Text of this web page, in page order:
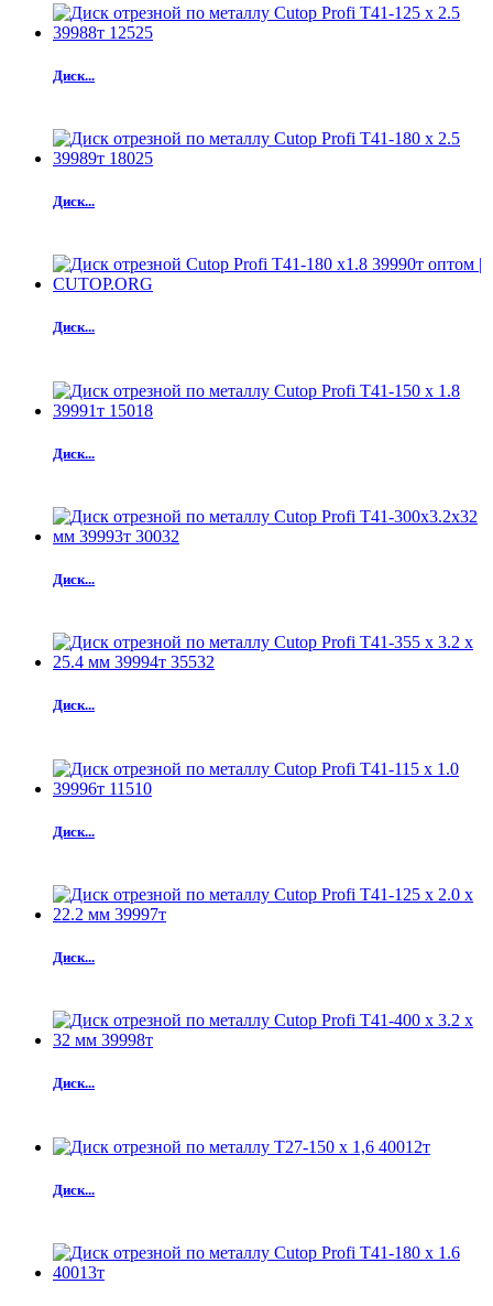
Диск...
Диск...
Диск...
Диск...
Диск...
Диск...
Диск...
Диск...
Диск...
Диск...